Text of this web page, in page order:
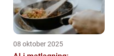
08 oktober 2025